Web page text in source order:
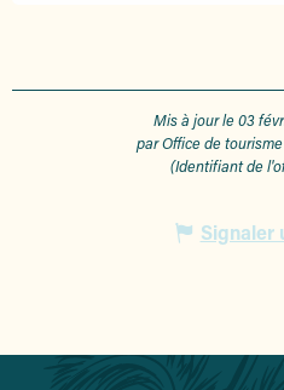
Mis à jour le 03
par Office de
(Identifiant de
Signaler